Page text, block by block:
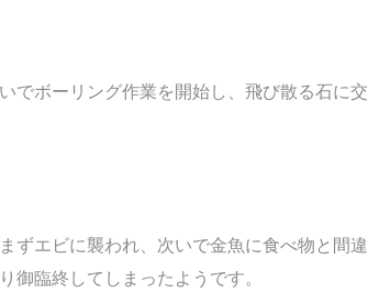
でボーリング作業を開始し、飛び散る石に交
ずエビに襲われ、次いで金魚に食べ物と間違
御臨終してしまったようです。